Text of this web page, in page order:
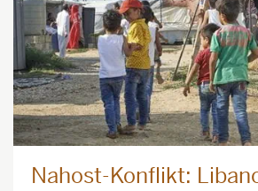
Nahost-Konflikt: